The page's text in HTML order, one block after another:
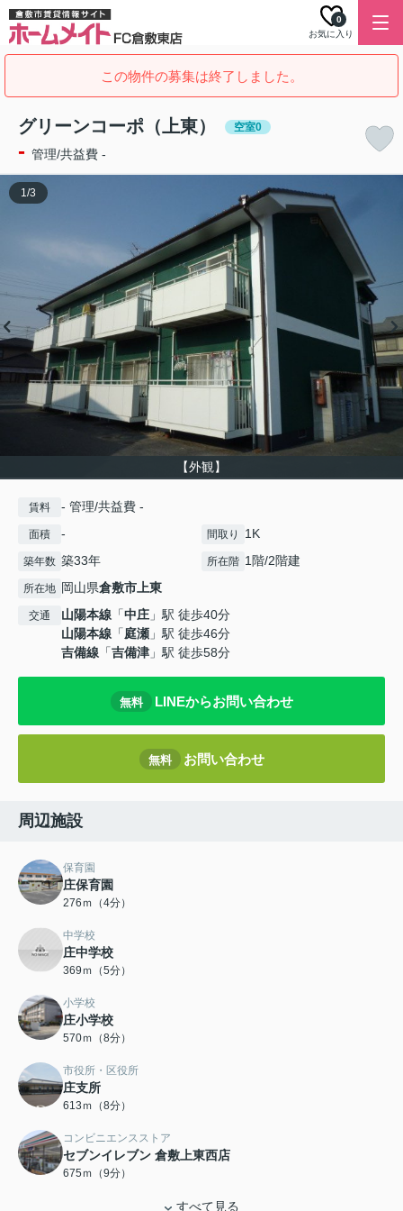
お気に入り
0
この物件の募集は終了しました。
グリーンコーポ（上東） 空室0
- 管理/共益費 -
【外観】
1/3
賃料 - 管理/共益費 -
面積 - 間取り 1K
築年数 築33年 所在階 1階/2階建
所在地 岡山県倉敷市上東
交通 山陽本線 「中庄 」駅 徒歩40分
山陽本線 「庭瀬 」駅 徒歩46分
吉備線 「吉備津 」駅 徒歩58分
無料 LINEからお問い合わせ
無料 お問い合わせ
周辺施設
保育園
庄保育園
276ｍ（4分）
中学校
庄中学校
369ｍ（5分）
小学校
庄小学校
570ｍ（8分）
市役所・区役所
庄支所
613ｍ（8分）
コンビニエンスストア
セブンイレブン 倉敷上東西店
675ｍ（9分）
すべて見る